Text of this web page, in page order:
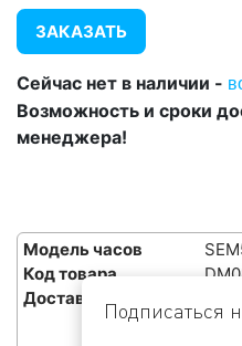
Подписаться
ЗАКАЗАТЬ
Сейчас нет в наличии -
Возможность и сроки
менеджера!
Модель часов
Код товара
Доставка
или